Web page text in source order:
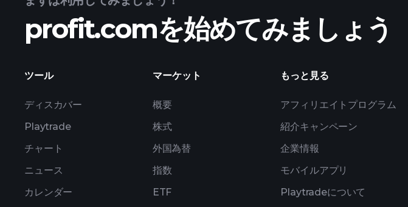
ZM0の収
profit.comを始めてみましょう
ツール
ディスカバー
Playtrade
チャート
ニュース
カレンダー
マーケット
概要
株式
外国為替
指数
ETF
もっと見る
アフィリエイトプログラム
紹介キャンペーン
企業情報
モバイルアプリ
Playtradeについて